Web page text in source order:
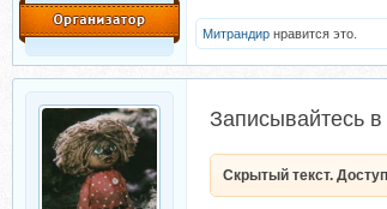
Митрандир нравится это.
Записывайтесь
Скрытый текст.